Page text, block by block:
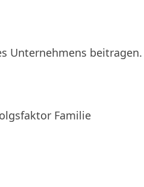
Unternehmens